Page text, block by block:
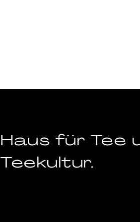
Haus für Tee
Teekultur.